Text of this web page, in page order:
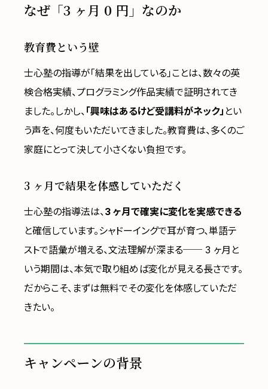
なぜ「3 ヶ月 0 円」なのか
教育費という壁
士心塾の指導が「結果を出している」ことは、数々の英
検合格実績、プログラミング作品実績で証明されてき
ました。しかし、 「興味はあるけど受講料がネック」 とい
う声を、何度もいただいてきました。教育費は、多くのご
家庭にとって決して小さくない負担です。
3 ヶ月で結果を体感していただく
士心塾の指導法は、3 ヶ月で確実に変化を実感できる
と確信しています。シャドーイングで耳が育つ、単語テ
ストで語彙が増える、文法理解が深まる── 3 ヶ月と
いう期間は、本気で取り組めば変化が見える長さです。
だからこそ、まずは無料でその変化を体感していただ
きたい。
キャンペーンの背景